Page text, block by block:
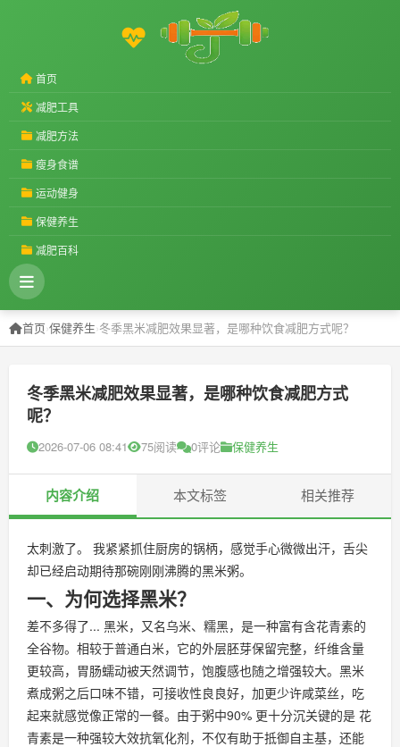
首页
减肥工具
减肥方法
瘦身食谱
运动健身
保健养生
减肥百科
首页›保健养生›冬季黑米减肥效果显著，是哪种饮食减肥方式呢？
冬季黑米减肥效果显著，是哪种饮食减肥方式
呢？
2026-07-06 08:41 75阅读 0评论 保健养生
内容介绍 本文标签 相关推荐
太刺激了。 我紧紧抓住厨房的锅柄，感觉手心微微出汗，舌尖
却已经启动期待那碗刚刚沸腾的黑米粥。
一、为何选择黑米？
差不多得了... 黑米，又名乌米、糯黑，是一种富有含花青素的
全谷物。相较于普通白米，它的外层胚芽保留完整，纤维含量
更较高，胃肠蠕动被天然调节，饱腹感也随之增强较大。黑米
煮成粥之后口味不错，可接收性良良好，加更少许咸菜丝，吃
起来就感觉像正常的一餐。由于粥中90% 更十分沉关键的是 花
青素是一种强较大效抗氧化剂，不仅有助于抵御自主基，还能